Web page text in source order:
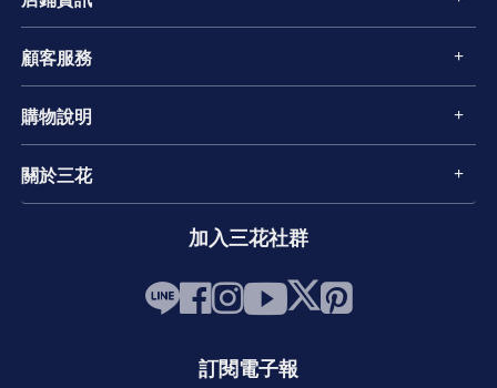
顧客服務
購物說明
關於三花
加入三花社群
訂閱電子報